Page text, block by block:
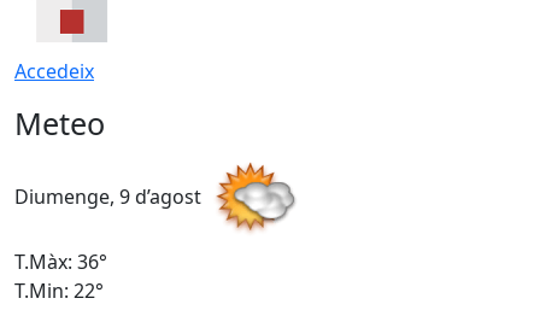
Accedeix
Meteo
Diumenge, 9 d’agost
T.Màx: 36°
T.Min: 22°